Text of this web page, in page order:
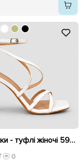
Босоніжки - туфлі жіночі 595923 Білі
0